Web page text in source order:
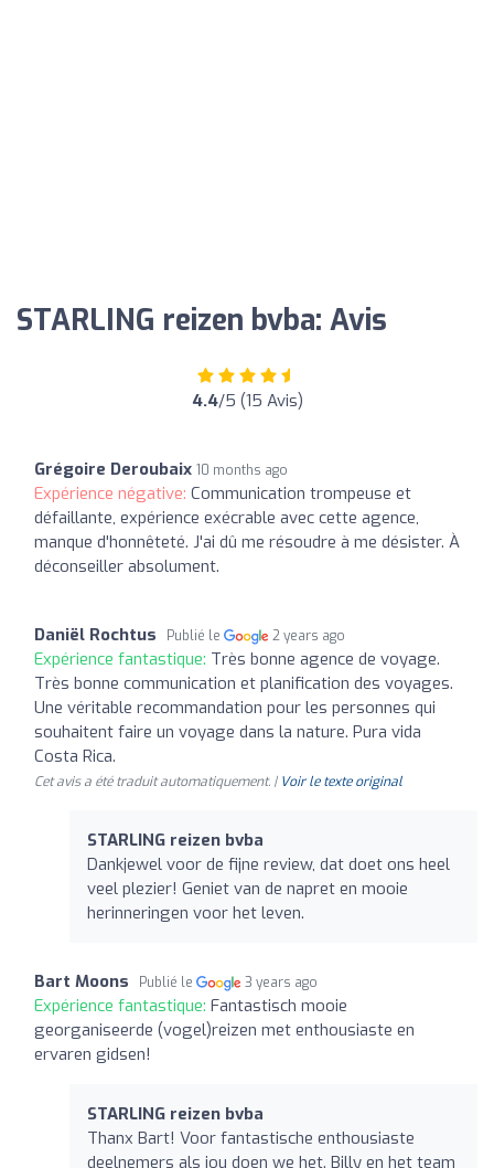
STARLING reizen bvba: Avis
4.4/5 (15 Avis)
Grégoire Deroubaix 10 months ago
Expérience négative: Communication trompeuse et
défaillante, expérience exécrable avec cette agence,
manque d'honnêteté. J'ai dû me résoudre à me désister. À
déconseiller absolument.
Daniël Rochtus Publié le 2 years ago
Expérience fantastique: Très bonne agence de voyage.
Très bonne communication et planification des voyages.
Une véritable recommandation pour les personnes qui
souhaitent faire un voyage dans la nature. Pura vida
Costa Rica.
Cet avis a été traduit automatiquement. | Voir le texte original
STARLING reizen bvba
Dankjewel voor de fijne review, dat doet ons heel
veel plezier! Geniet van de napret en mooie
herinneringen voor het leven.
Bart Moons Publié le 3 years ago
Expérience fantastique: Fantastisch mooie
georganiseerde (vogel)reizen met enthousiaste en
ervaren gidsen!
STARLING reizen bvba
Thanx Bart! Voor fantastische enthousiaste
deelnemers als jou doen we het. Billy en het team